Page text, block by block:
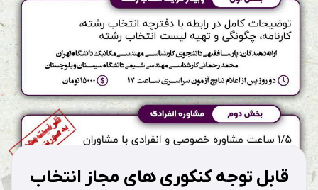
ویدیوها دسته‌بندی‌ها
قابل توجه کنکوری های مجاز انتخاب